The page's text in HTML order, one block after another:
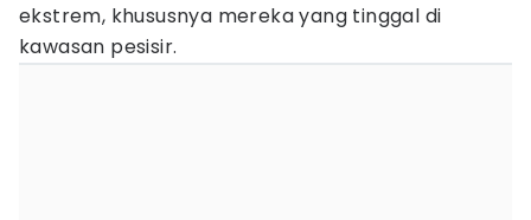
ekstrem, khususnya mereka yang tinggal di
kawasan pesisir.